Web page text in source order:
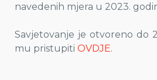
navedenih mjera u 2023.
Savjetovanje je otvoreno do
mu pristupiti OVDJE.